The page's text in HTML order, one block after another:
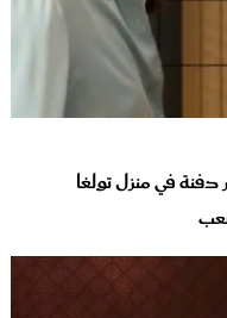
الحلقة 8.. ظهور دفنة في منزل تولغا